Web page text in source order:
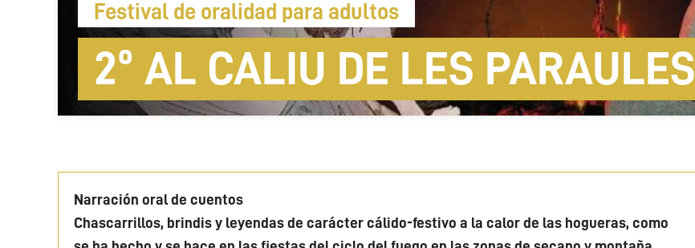
Festival de oralidad para adultos
2º AL CALIU DE LES PARAULES
Narración oral de cuentos
Chascarrillos, brindis y leyendas de carácter cálido-festivo a la calor de las hogueras, como